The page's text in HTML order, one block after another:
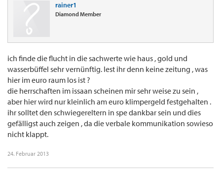
rainer1
Diamond Member
ich finde die flucht in die sachwerte wie haus , gold und
wasserbüffel sehr vernünftig. lest ihr denn keine zeitung , was
hier im euro raum los ist ?
die herrschaften im issaan scheinen mir sehr weise zu sein ,
aber hier wird nur kleinlich am euro klimpergeld festgehalten .
ihr solltet den schwiegereltern in spe dankbar sein und dies
gefälligst auch zeigen , da die verbale kommunikation sowieso
nicht klappt.
24. Februar 2013